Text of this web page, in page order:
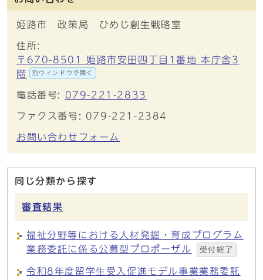
姫路市 政策局 ひめじ創生戦略室
住所:
〒670-8501 姫路市安田四丁目1番地 本庁舎3
階
別ウィンドウで開く
電話番号: 079-221-2833
ファクス番号: 079-221-2384
お問い合わせフォーム
同じ分類から探す
審査結果
福祉分野等における人材発掘・育成プログラム
業務委託に係る公募型プロポーザル
受付終了
令和8年度留学生受入促進モデル事業業務委託